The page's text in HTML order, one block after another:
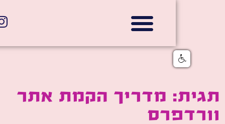
מדריך הקמת אתר